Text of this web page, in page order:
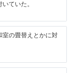
ていた。
室の畳替えとかに対